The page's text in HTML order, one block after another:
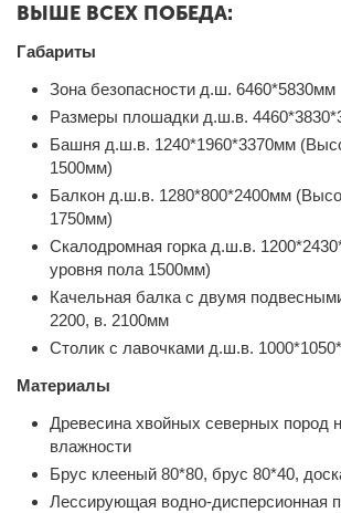
ВЫШЕ ВСЕХ ПОБЕДА:
Габариты
Зона безопасности д.ш. 6460*5830мм
Размеры плошадки д.ш.в.
Башня д.ш.в. 1240*1960*3370мм
1500мм)
Балкон д.ш.в. 1280*800*2400мм
1750мм)
Скалодромная горка д.ш.в.
уровня пола 1500мм)
Качельная балка с двумя
2200, в. 2100мм
Столик с лавочками д.ш.в.
Материалы
Древесина хвойных северных пород
влажности
Брус клееный 80*80, брус 80*40,
Лессирующая водно-дисперсионная